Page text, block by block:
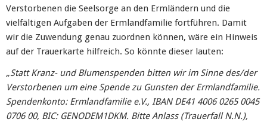
Verstorbenen die Seelsorge an den Ermländern und die
vielfältigen Aufgaben der Ermlandfamilie fortführen. Damit
wir die Zuwendung genau zuordnen können, wäre ein Hinweis
auf der Trauerkarte hilfreich. So könnte dieser lauten:
„Statt Kranz- und Blumenspenden bitten wir im Sinne des/der
Verstorbenen um eine Spende zu Gunsten der Ermlandfamilie.
Spendenkonto: Ermlandfamilie e.V., IBAN DE41 4006 0265 0045
0706 00, BIC: GENODEM1DKM. Bitte Anlass (Trauerfall N.N.),